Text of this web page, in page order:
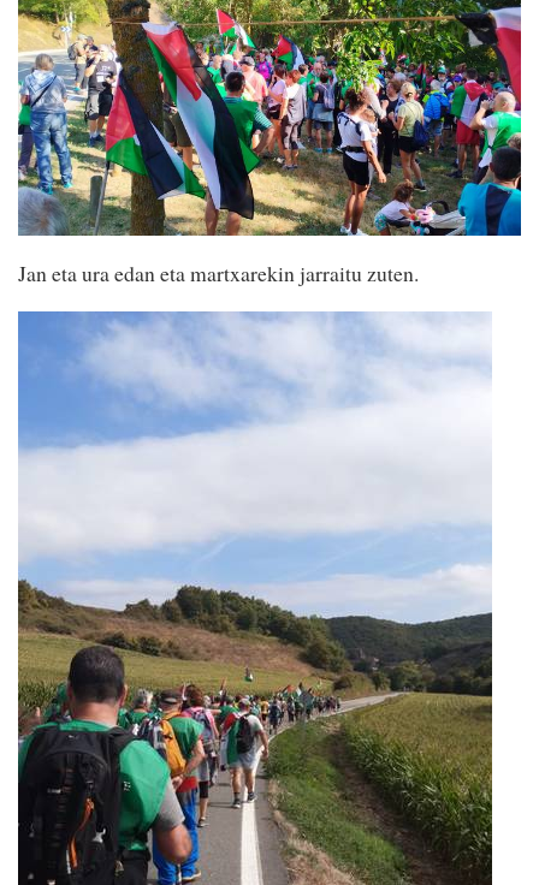
Jan eta ura edan eta martxarekin jarraitu zuten.